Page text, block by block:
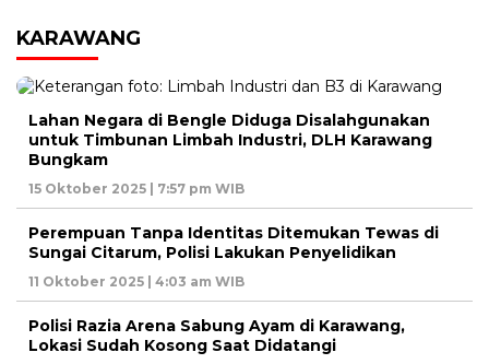
KARAWANG
Lahan Negara di Bengle Diduga Disalahgunakan
untuk Timbunan Limbah Industri, DLH Karawang
Bungkam
15 Oktober 2025 | 7:57 pm WIB
Perempuan Tanpa Identitas Ditemukan Tewas di
Sungai Citarum, Polisi Lakukan Penyelidikan
11 Oktober 2025 | 4:03 am WIB
Polisi Razia Arena Sabung Ayam di Karawang,
Lokasi Sudah Kosong Saat Didatangi